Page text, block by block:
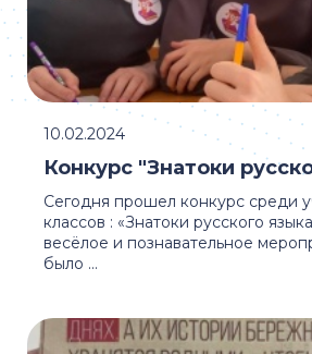
Сегодня прошел конкурс среди
классов : «Знатоки русского
весёлое и познавательное
было ...
Конкурс "Знатоки
10.02.2024